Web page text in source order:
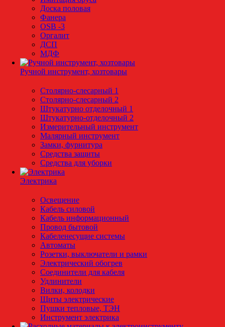
Доска половая
Фанера
OSB -3
Оргалит
ДСП
МДФ
Ручной инструмент, хозтовары
Столярно-слесарный 1
Столярно-слесарный 2
Штукатурно отделочный 1
Штукатурно-отделочный 2
Измерительный инструмент
Малярный инструмент
Замки, фурнитура
Средства защиты
Средства для уборки
Электрика
Освещение
Кабель силовой
Кабель информационный
Провод бытовой
Кабеленесущие системы
Автоматы
Розетки, выключатели и рамки
Электрический обогрев
Соединители для кабеля
Удлинители
Вилки, колодки
Щиты электрические
Пушки тепловые, ТЭН
Инструмент электрика